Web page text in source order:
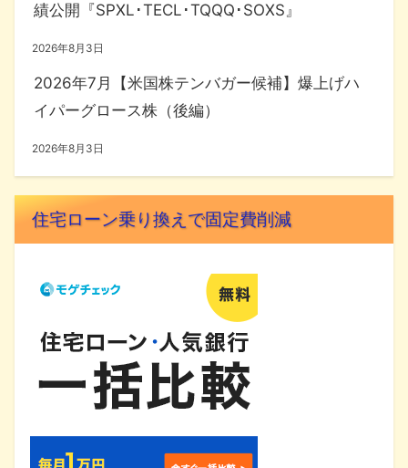
績公開『SPXL･TECL･TQQQ･SOXS』
2026年8月3日
2026年7月【米国株テンバガー候補】爆上げハ
イパーグロース株（後編）
2026年8月3日
住宅ローン乗り換えで固定費削減